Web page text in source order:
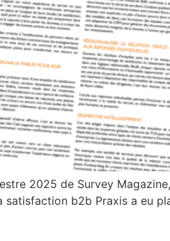
2025 de Survey
b2b Praxis a eu